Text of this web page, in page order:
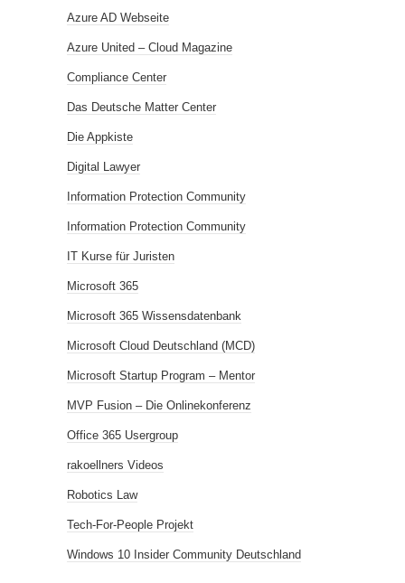
Azure AD Webseite
Azure United – Cloud Magazine
Compliance Center
Das Deutsche Matter Center
Die Appkiste
Digital Lawyer
Information Protection Community
Information Protection Community
IT Kurse für Juristen
Microsoft 365
Microsoft 365 Wissensdatenbank
Microsoft Cloud Deutschland (MCD)
Microsoft Startup Program – Mentor
MVP Fusion – Die Onlinekonferenz
Office 365 Usergroup
rakoellners Videos
Robotics Law
Tech-For-People Projekt
Windows 10 Insider Community Deutschland